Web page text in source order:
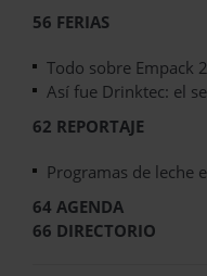
56 FERIAS
Todo sobre Empack
Así fue Drinktec: el
62 REPORTAJE
Programas de leche
64 AGENDA
66 DIRECTORIO